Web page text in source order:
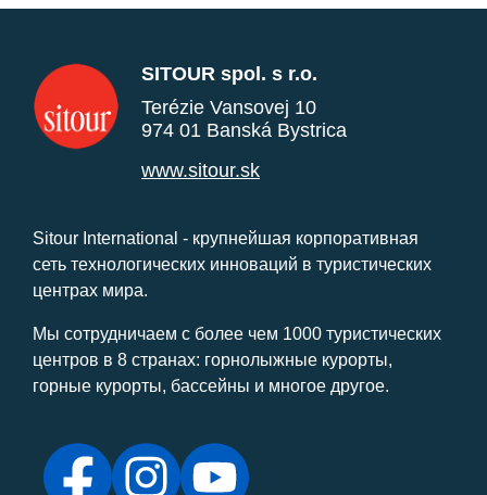
SITOUR spol. s r.o.
Terézie Vansovej 10
974 01 Banská Bystrica
www.sitour.sk
Sitour International - крупнейшая корпоративная
сеть технологических инноваций в туристических
центрах мира.
Мы сотрудничаем с более чем 1000 туристических
центров в 8 странах: горнолыжные курорты,
горные курорты, бассейны и многое другое.